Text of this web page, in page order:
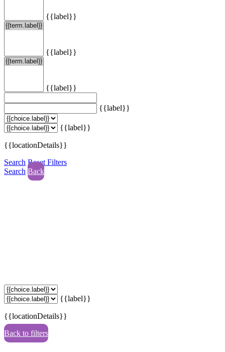
{{label}}
{{label}}
{{label}}
{{label}}
{{label}}
{{locationDetails}}
Search Reset Filters
Search Back
{{label}}
{{locationDetails}}
Back to filters